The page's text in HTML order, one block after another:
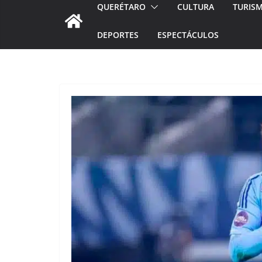
QUERÉTARO CULTURA
DEPORTES ESPECTÁCULOS